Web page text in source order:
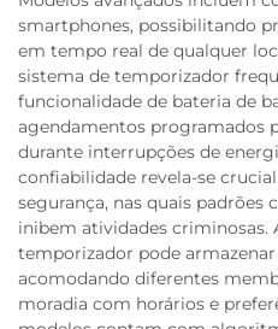
smartphones, possibilitando
em tempo real de qualquer
sistema de temporizador
funcionalidade de bateria de
agendamentos programados
durante interrupções de
confiabilidade revela-se
segurança, nas quais padrões
inibem atividades criminosas.
temporizador pode
acomodando diferentes
moradia com horários e